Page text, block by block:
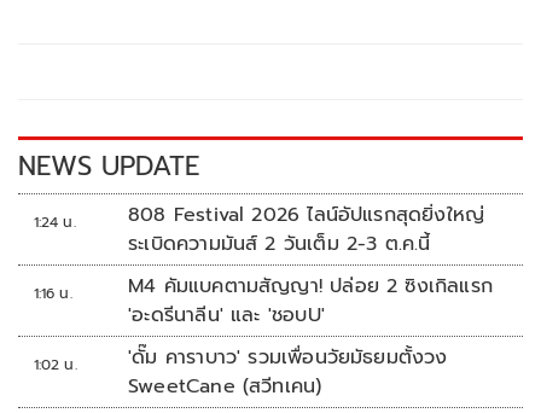
k k
NEWS UPDATE
1:24 น.
808 Festival 2026 ไลน์อัปแรกสุดยิ่งใหญ่
ระเบิดความมันส์ 2 วันเต็ม 2-3 ต.ค.นี้
1:16 น.
M4 คัมแบคตามสัญญา! ปล่อย 2 ซิงเกิลแรก
'อะดรีนาลีน' และ 'ชอบU'
1:02 น.
'ดั๊ม คาราบาว' รวมเพื่อนวัยมัธยมตั้งวง
SweetCane (สวีทเคน)